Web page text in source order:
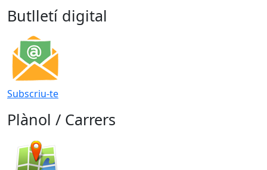
Butlletí digital
Subscriu-te
Plànol / Carrers